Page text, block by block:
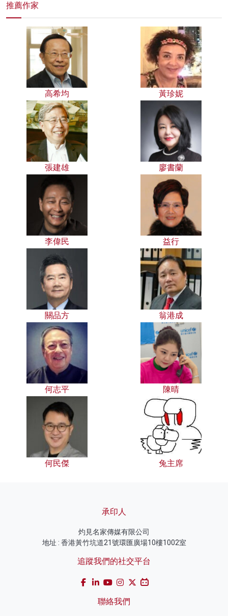
推薦作家
高希均 黃珍妮
張建雄 廖書蘭
李偉民 益行
關品方 翁港成
何志平 陳晴
何民傑 兔主席
承印人
灼見名家傳媒有限公司
地址 : 香港黃竹坑道21號環匯廣場10樓1002室
追蹤我們的社交平台
聯絡我們